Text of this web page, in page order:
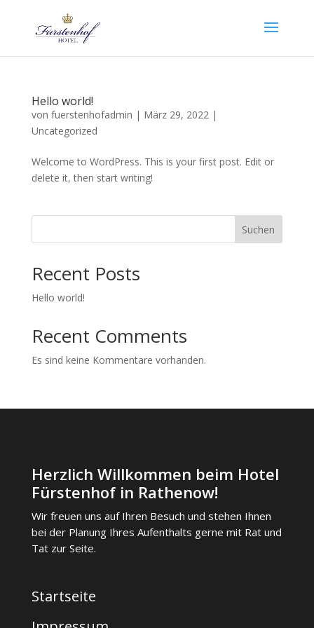
Hello world!
von fuerstenhofadmin | März 29, 2022|
Uncategorized
Welcome to WordPress. This is your first post. Edit or
delete it, then start writing!
Suchen
Recent Posts
Hello world!
Recent Comments
Es sind keine Kommentare vorhanden.
Herzlich Willkommen beim Hotel
Fürstenhof in Rathenow!
Wir freuen uns auf Ihren Besuch und stehen Ihnen
bei der Planung Ihres Aufenthalts gerne mit Rat und
Tat zur Seite.
Startseite